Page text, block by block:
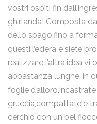
vostri ospiti fin
ghirlanda! Composta
dello spago,fino a
questi l’edera e siete
realizzare l’altra idea
abbastanza lunghe, in
foglie d’alloro,incastrate
gruccia,compattatele
cerchio con un bel
miei dati personali.